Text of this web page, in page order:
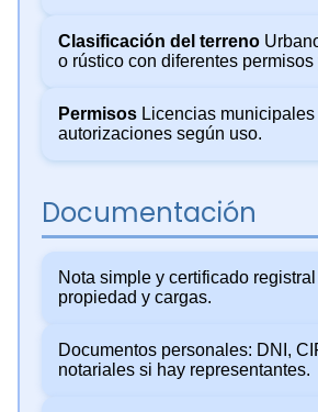
Clasificación del terreno
o rústico con diferentes permisos
Permisos Licencias municipales
autorizaciones según uso.
Documentación
Nota simple y certificado
propiedad y cargas.
Documentos personales: DNI,
notariales si hay representantes.